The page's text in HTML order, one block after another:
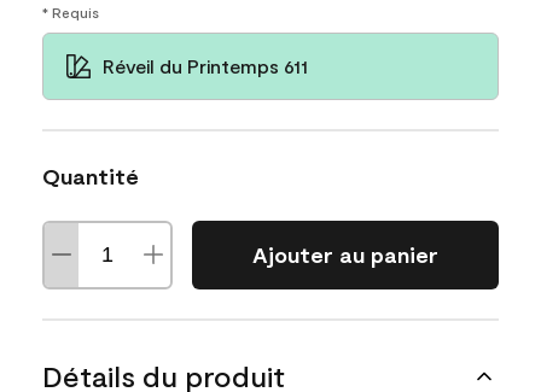
* Requis
Réveil du Printemps 611
Quantité
Ajouter au panier
Détails du produit